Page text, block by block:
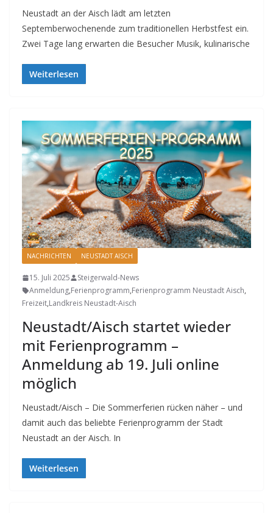
Neustadt an der Aisch lädt am letzten
Septemberwochenende zum traditionellen Herbstfest ein.
Zwei Tage lang erwarten die Besucher Musik, kulinarische
Weiterlesen
NACHRICHTEN NEUSTADT AISCH
15. Juli 2025
Steigerwald-News
Anmeldung,Ferienprogramm,Ferienprogramm Neustadt Aisch,
Freizeit,Landkreis Neustadt-Aisch
Neustadt/Aisch startet wieder
mit Ferienprogramm –
Anmeldung ab 19. Juli online
möglich
Neustadt/Aisch – Die Sommerferien rücken näher – und
damit auch das beliebte Ferienprogramm der Stadt
Neustadt an der Aisch. In
Weiterlesen